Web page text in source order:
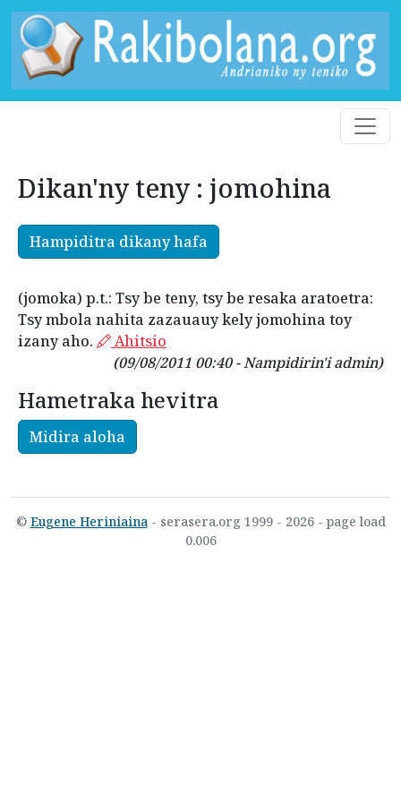
Dikan'ny teny : jomohina
Hampiditra dikany hafa
(jomoka) p.t.: Tsy be teny, tsy be resaka aratoetra:
Tsy mbola nahita zazauauy kely jomohina toy
izany aho.
Ahitsio
(09/08/2011 00:40 - Nampidirin'i admin)
Hametraka hevitra
Midira aloha
© Eugene Heriniaina- serasera.org 1999 - 2026 - page load
0.006